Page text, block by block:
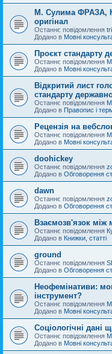
М. Сулима ФРАЗА,
оригінал
Останнє повідомлення
Додано в Мовні
Проєкт стандарту
Останнє повідомлення
Додано в Мовні
Відкритий лист
стандарту
Останнє повідомлення
Додано в Правопис і
Рецензія на
Останнє повідомлення
Додано в Мовні
doohickey
Останнє повідомлення
Додано в Обговорення
dawn
Останнє повідомлення
Додано в Обговорення
Взаємозв'язок між
Останнє повідомлення
Додано в Книжки, статті
ground
Останнє повідомлення
Додано в Обговорення
Неофемінативи:
інструмент?
Останнє повідомлення
Додано в Мовні
Соціологічні дані
Останнє повідомлення
Додано в Мовні